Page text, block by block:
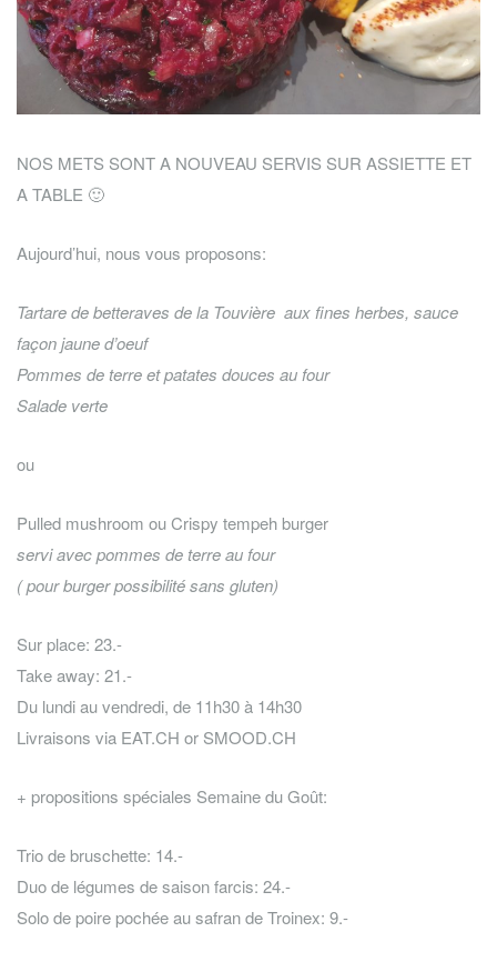
NOS METS SONT A NOUVEAU SERVIS SUR ASSIETTE ET
A TABLE 🙂
Aujourd’hui, nous vous proposons:
Tartare de betteraves de la Touvière aux fines herbes, sauce
façon jaune d’oeuf
Pommes de terre et patates douces au four
Salade verte
ou
Pulled mushroom ou Crispy tempeh burger
servi avec pommes de terre au four
( pour burger possibilité sans gluten)
Sur place: 23.-
Take away: 21.-
Du lundi au vendredi, de 11h30 à 14h30
Livraisons via EAT.CH or SMOOD.CH
+ propositions spéciales Semaine du Goût:
Trio de bruschette: 14.-
Duo de légumes de saison farcis: 24.-
Solo de poire pochée au safran de Troinex: 9.-